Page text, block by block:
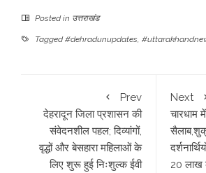
Posted in उत्तराखंड
Tagged#dehradunupdates,
Prev
देहरादून जिला प्रशासन की
संवेदनशील पहल; दिव्यांगों,
वृद्धों और बेसहारा महिलाओं के
लिए शुरू हुई निःशुल्क ईवी
Next
चारधाम
20 लाख